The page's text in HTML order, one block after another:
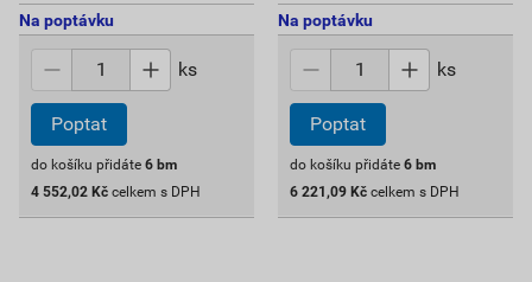
Na poptávku
ks
Poptat
do košíku přidáte 6 bm
4 552,02 Kč celkem s DPH
Na poptávku
ks
Poptat
do košíku přidáte 6 bm
6 221,09 Kč celkem s DPH